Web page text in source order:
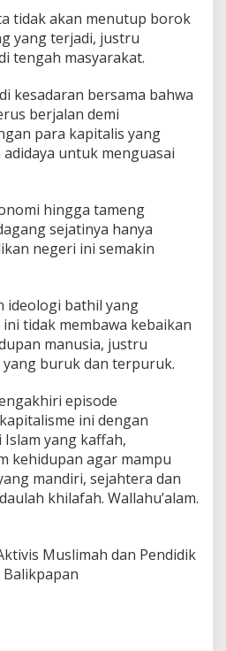
tidak akan menutup borok
yang terjadi, justru
tengah masyarakat.
kesadaran bersama bahwa
berjalan demi
para kapitalis yang
untuk menguasai
hingga tameng
sejatinya hanya
negeri ini semakin
ideologi bathil yang
tidak membawa kebaikan
manusia, justru
buruk dan terpuruk.
episode
ini dengan
yang kaffah,
kehidupan agar mampu
mandiri, sejahtera dan
khilafah. Wallahu’alam.
Muslimah dan Pendidik